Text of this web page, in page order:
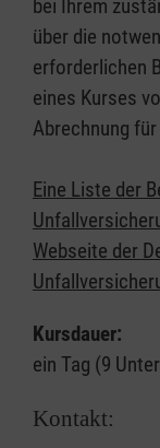
bei Ihrem
über die
erforderlichen
eines Kurses
Abrechnung für
Eine Liste der
Webseite der
Kursdauer:
ein Tag (9
Kontakt: